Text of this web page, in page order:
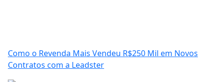
Como o Revenda Mais Vendeu R$250 Mil em Novos
Contratos com a Leadster